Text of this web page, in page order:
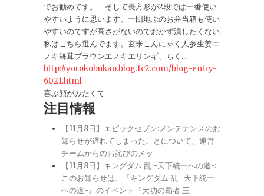
でお勧めです。 そして長方形が2段では一番使い
やすいように思います。一団地ぷのお弁当箱も使い
やすいのですが高さがないのでおかず潰したくない
私はこちら選んでます。玄米こんにゃく人参生姜エ
ノキ舞茸ブラウンエノキエリンギ、ちく...
http://yorokobukao.blog.fc2.com/blog-entry-
6021.html
喜ぶ顔がみたくて
注目情報
【11月8日】エピックセブン:メンテナンスのお
知らせが遅れてしまったことについて、運営
チームからのお詫びのメッ
【11月8日】キングダム 乱 -天下統一への道-:
このお知らせは、『キングダム 乱 -天下統一
への道-』のイベント『大功の覇者 王